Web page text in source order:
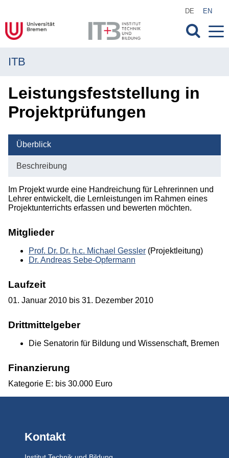
DE EN
Institut
Forschung
Transfer
Projekte
Studium
ITB
Leistungsfeststellung in
Projektprüfungen
Überblick
Beschreibung
Im Projekt wurde eine Handreichung für Lehrerinnen und
Lehrer entwickelt, die Lernleistungen im Rahmen eines
Projektunterrichts erfassen und bewerten möchten.
Mitglieder
Prof. Dr. Dr. h.c. Michael Gessler (Projektleitung)
Dr. Andreas Sebe-Opfermann
Laufzeit
01. Januar 2010 bis 31. Dezember 2010
Drittmittelgeber
Die Senatorin für Bildung und Wissenschaft, Bremen
Finanzierung
Kategorie E: bis 30.000 Euro
Kontakt